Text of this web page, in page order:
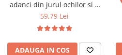
adanci din jurul ochilor si a
gurii, de zi si de noapte , 15
59,79 Lei
ADAUGA IN COS